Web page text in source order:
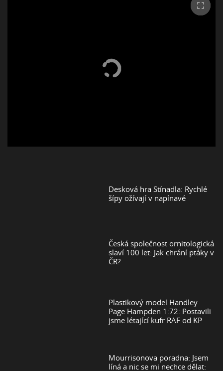
Desková hra Stínadla: Rychlé
šípy ožívají v napínavé
Česká společnost ornitologická
slaví 100 let: Jak chrání ptáky v
ČR?
Plastikový model Handley
Page Hampden 1:72: Postavili
jsme létající kufr RAF od KP
Mourrisonova poradna: Jsem
líná a nic se mi nechce dělat: